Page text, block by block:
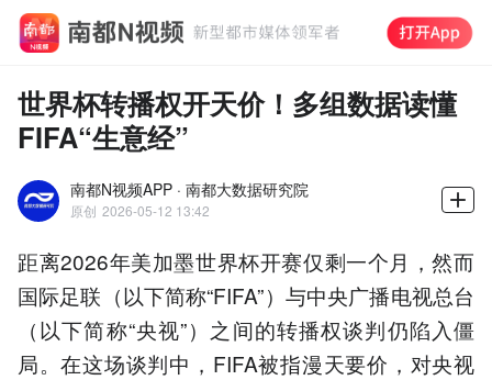
世界杯转播权开天价！多组数据读懂
FIFA“生意经”
南都N视频APP · 南都大数据研究院
原创 2026-05-12 13:42
距离2026年美加墨世界杯开赛仅剩一个月，然而
国际足联（以下简称“FIFA”）与中央广播电视总台
（以下简称“央视”）之间的转播权谈判仍陷入僵
局。在这场谈判中，FIFA被指漫天要价，对央视